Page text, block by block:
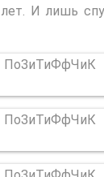
И лишь